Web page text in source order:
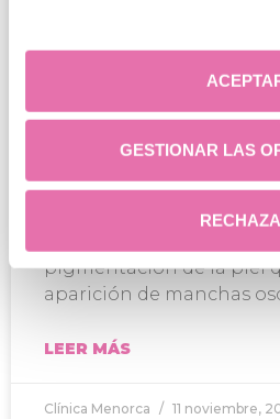
GESTIONAR LAS
Cómo eliminar el
definitivamente
pigmentación de la piel
aparición de manchas
LEER MÁS
Clínica Menorca 11 noviembre,